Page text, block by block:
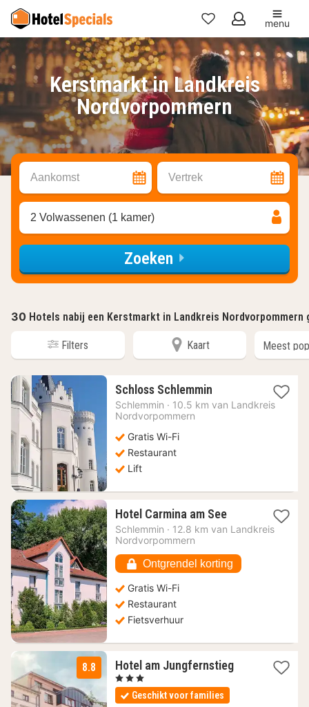
Mijn
favorieten
menu
Kerstmarkt in Landkreis
Nordvorpommern
Aankomst Vertrek
2 Volwassenen (1 kamer)
Zoeken
30 Hotels nabij een Kerstmarkt in Landkreis Nordvorpommern
Filters Kaart
Schloss Schlemmin1
nacht
Schlemmin · 10.5 km van Landkreis
Nordvorpommern
Gratis Wi-Fi
Restaurant
Lift
Hotel Carmina am See1
nacht
€
Schlemmin · 12.8 km van Landkreis
Nordvorpommern
Ontgrendel korting
Gratis Wi-Fi
Restaurant
Fietsverhuur
8.8 Hotel am Jungfernstieg1
, 3 Sterren
Geschikt voor families